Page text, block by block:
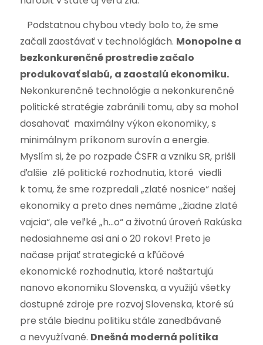
Podstatnou chybou vtedy bolo to, že sme
začali zaostávať v technológiách. Monopolne a
bezkonkurenčné prostredie začalo
produkovať slabú, a zaostalú ekonomiku.
Nekonkurenčné technológie a nekonkurenčné
politické stratégie zabránili tomu, aby sa mohol
dosahovať maximálny výkon ekonomiky, s
minimálnym príkonom surovín a energie.
Myslím si, že po rozpade ČSFR a vzniku SR, prišli
ďalšie zlé politické rozhodnutia, ktoré viedli
k tomu, že sme rozpredali „zlaté nosnice“ našej
ekonomiky a preto dnes nemáme „žiadne zlaté
vajcia“, ale veľké „h…o“ a životnú úroveň Rakúska
nedosiahneme asi ani o 20 rokov! Preto je
načase prijať strategické a kľúčové
ekonomické rozhodnutia, ktoré naštartujú
nanovo ekonomiku Slovenska, a využijú všetky
dostupné zdroje pre rozvoj Slovenska, ktoré sú
pre stále biednu politiku stále zanedbávané
a nevyužívané. Dnešná moderná politika